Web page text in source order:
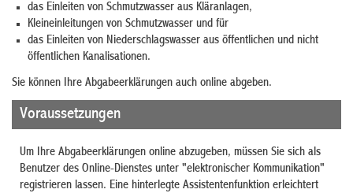
das Einleiten von Schmutzwasser aus Kläranlagen,
Kleineinleitungen von Schmutzwasser und für
das Einleiten von Niederschlagswasser aus öffentlichen und nicht
öffentlichen Kanalisationen.
Sie können Ihre Abgabeerklärungen auch online abgeben.
Voraussetzungen
Um Ihre Abgabeerklärungen online abzugeben, müssen Sie sich als
Benutzer des Online-Dienstes unter "elektronischer Kommunikation"
registrieren lassen. Eine hinterlegte Assistentenfunktion erleichtert